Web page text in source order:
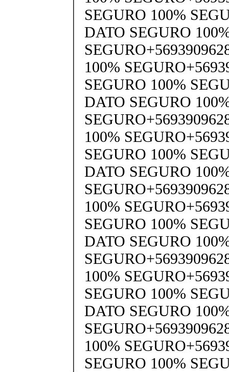
SEGURO 100%
DATO SEGURO
100%
SEGURO 100%
DATO SEGURO
100%
SEGURO 100%
DATO SEGURO
100%
SEGURO 100%
DATO SEGURO
100%
SEGURO 100%
DATO SEGURO
100%
SEGURO 100%